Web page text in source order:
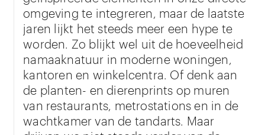
omgeving te integreren, maar de laatste
jaren lijkt het steeds meer een hype te
worden. Zo blijkt wel uit de hoeveelheid
namaaknatuur in moderne woningen,
kantoren en winkelcentra. Of denk aan
de planten- en dierenprints op muren
van restaurants, metrostations en in de
wachtkamer van de tandarts. Maar